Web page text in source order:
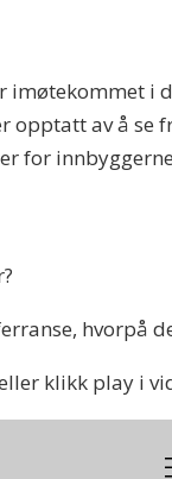
i
opptatt av å
for
hvorpå
klikk play i